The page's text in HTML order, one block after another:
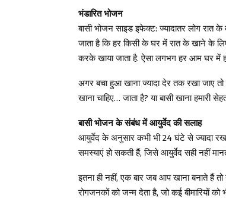
भंडारित भोजन
बासी भोजन साइड इफेक्ट: ज्यादातर लोग
जाता है कि हर किसी के घर में रात के खाने के
करके खाया जाता है. ऐसा लगभग हर आम घर में
अगर बचा हुआ खाना ज्यादा देर तक रखा जाए
खाना चाहिए… जाता है? या बासी खाना
बासी भोजन के संबंध में आयुर्वेद की सलाह
आयुर्वेद के अनुसार कभी भी 24 घंटे से ज्यादा
समस्याएं हो सकती हैं, जिसे आयुर्वेद सही नहीं
इतना ही नहीं, एक बार जब आप खाना बनाते हैं
रोगजनकों को जन्म देता है, जो कई बीमारियों